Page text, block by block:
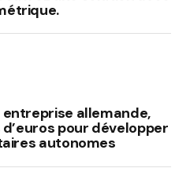
entreprise allemande,
pour développer
autonomes